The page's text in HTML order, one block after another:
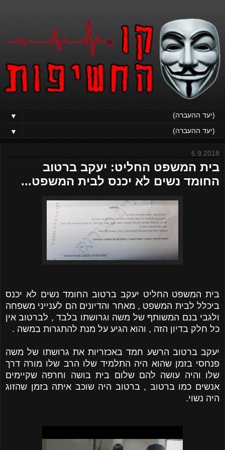
▼
▼
6.9.2018
בית המשפט החליט: יעקב ברטוב
החומד נשים לא יכנס לבית המשפט...
בית המשפט החליט יעקב ברטוב החומד נשים לא יכנס
ביכלל לבית המשפט , מאחר והדיונים הם לענייני משפחה
ולגבי בנם המשותף של משה וגרושתו בלבד , לברטוב אין
כל חלק בדיון הזה , והוא הגיע על מנת להתגרות במשה .
יעקב ברטוב הרשע חמד באכזריות את גרושתו של משה
פנחסי בזמן שהוא היה התלמיד שלו הרב שלו מורה דרך
שלו והיה עושה להם שלום בית בושה וחרפה שקיימים
אנשים כמו ברטוב , ברטוב היה שוכב איתה בזמן שהזוג
היה נשוי.